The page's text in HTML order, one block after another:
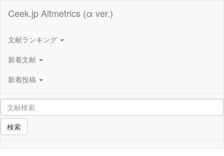
Ceek.jp Altmetrics (α ver.)
文献ランキング
新着文献
新着投稿
検索